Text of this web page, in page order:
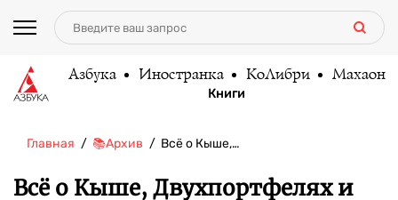
Азбука Иностранка КоЛибри Махаон
Книги
Главная 📚Архив Всё о Кыше,…
Всё о Кыше, Двухпортфелях и